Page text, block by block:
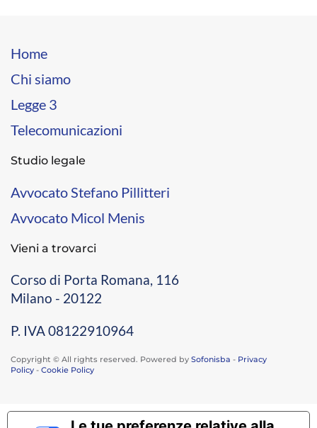
Home
Chi siamo
Legge 3
Telecomunicazioni
Studio legale
Avvocato Stefano Pillitteri
Avvocato Micol Menis
Vieni a trovarci
Corso di Porta Romana, 116
Milano - 20122
P. IVA 08122910964
Copyright © All rights reserved. Powered by Sofonisba - Privacy
Policy - Cookie Policy